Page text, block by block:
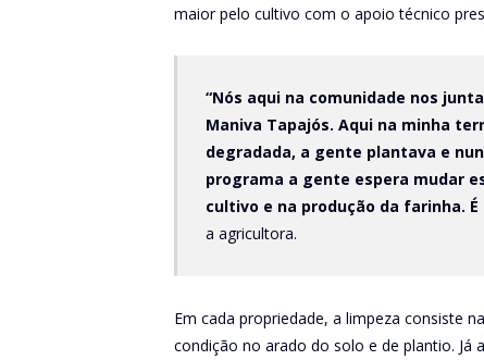
maior pelo cultivo com o apoio técnico
“Nós aqui na comunidade nos
Maniva Tapajós. Aqui na minha
degradada, a gente plantava e
programa a gente espera mudar
cultivo e na produção da farinha.
a agricultora.
Em cada propriedade, a limpeza consiste
condição no arado do solo e de plantio. Já